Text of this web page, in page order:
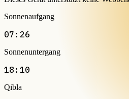
Sonnenaufgang
07:26
Sonnenuntergang
18:10
Qibla